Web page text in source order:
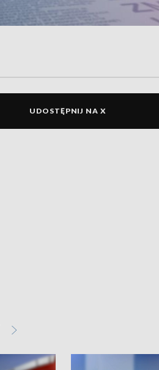
UDOSTĘPNIJ NA X